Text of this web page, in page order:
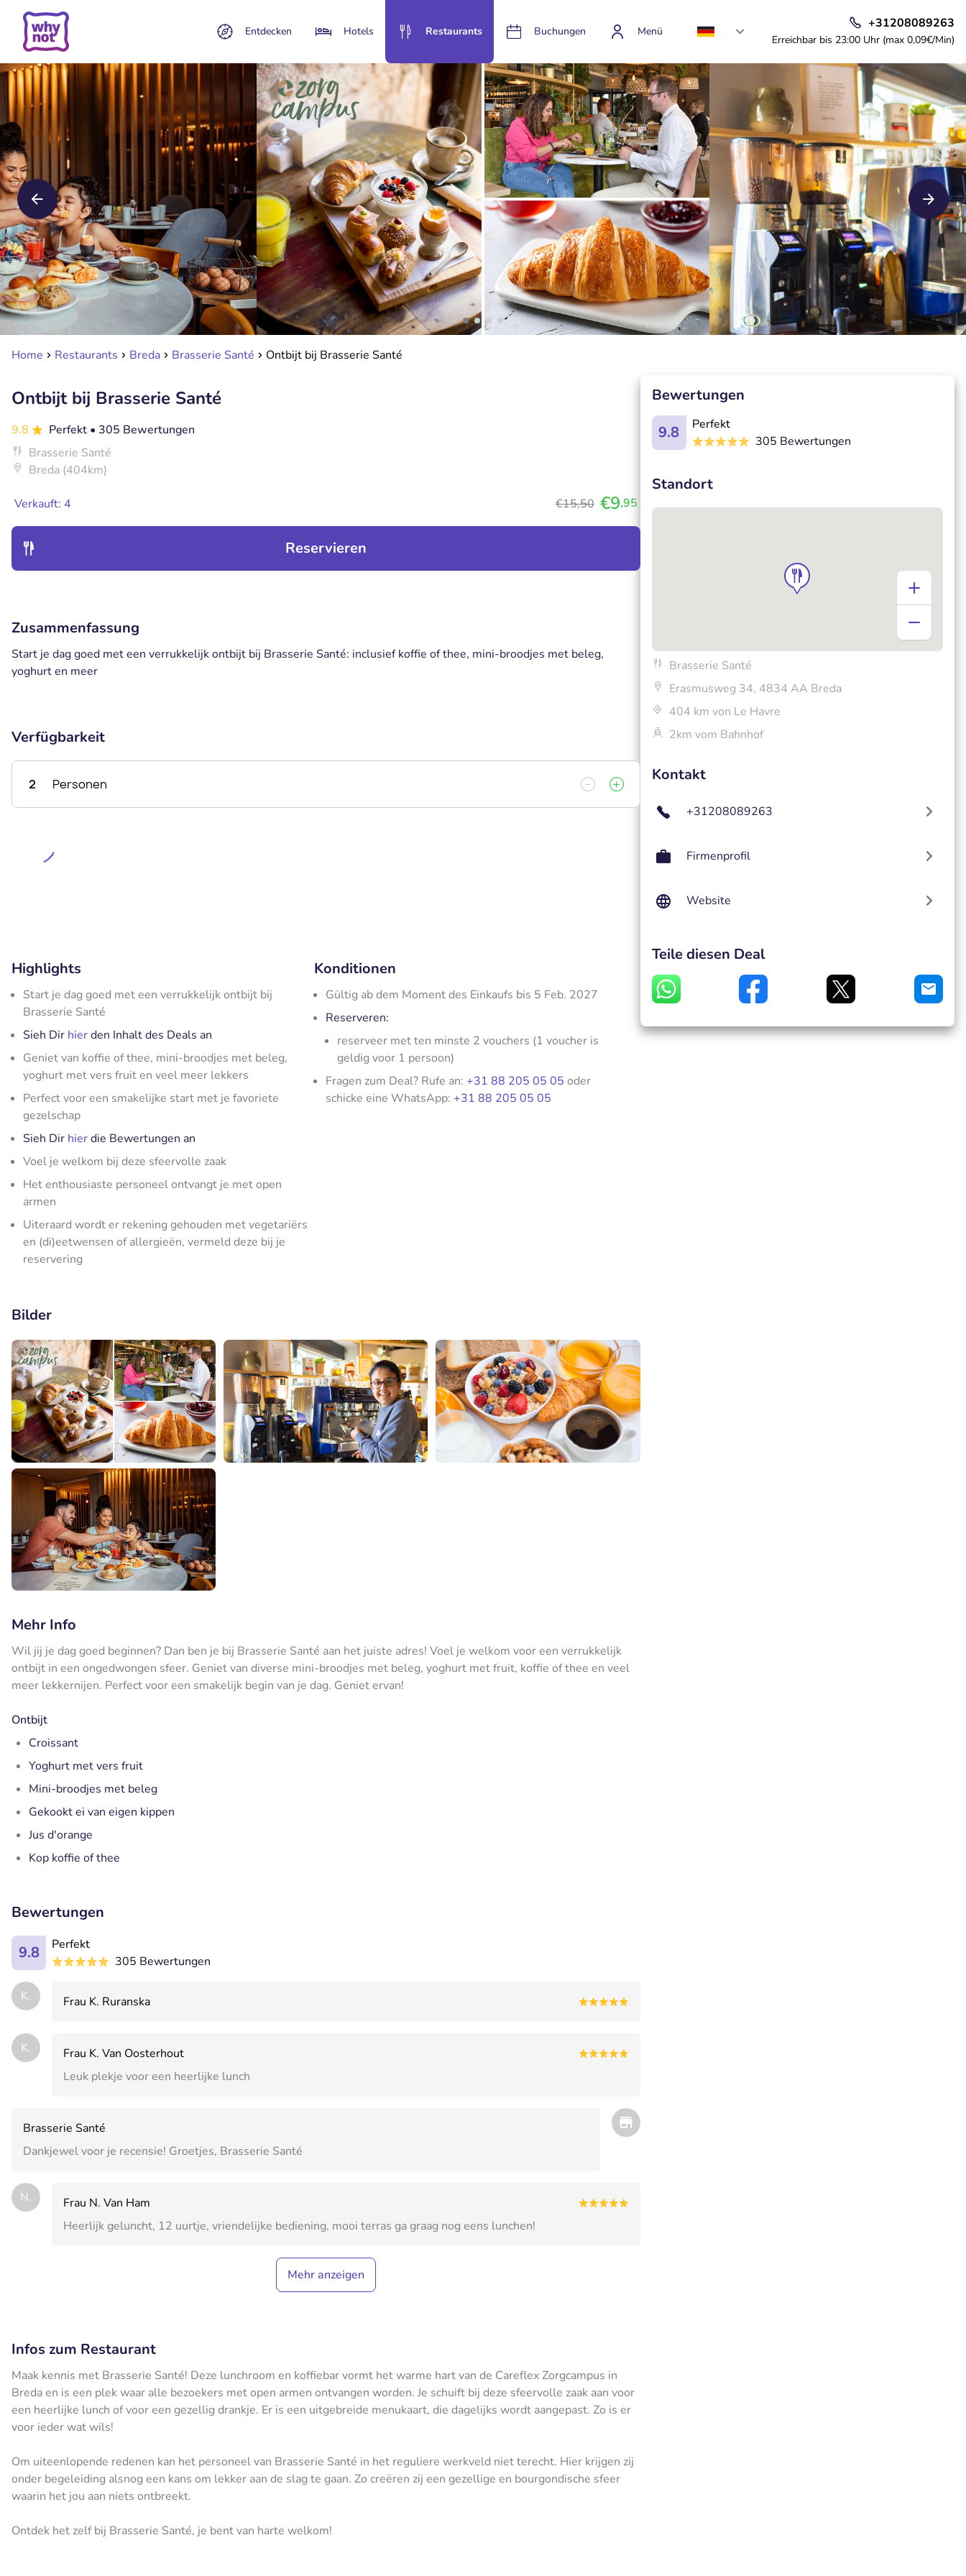
Entdecken Hotels Restaurants Buchungen Menü
+31208089263
Erreichbar bis 23:00 Uhr (max 0,09€/Min)
Home Restaurants Breda Brasserie Santé Ontbijt bij Brasserie Santé
Ontbijt bij Brasserie Santé
9.8 Perfekt • 305 Bewertungen
Brasserie Santé
Breda (404km)
Verkauft: 4 €15,50 €9,95
Reservieren
Zusammenfassung
Start je dag goed met een verrukkelijk ontbijt bij Brasserie Santé: inclusief koffie of thee, mini-broodjes met beleg,
yoghurt en meer
Verfügbarkeit
2 Personen
Highlights
Start je dag goed met een verrukkelijk ontbijt bij
Brasserie Santé
Sieh Dir hierden Inhalt des Deals an
Geniet van koffie of thee, mini-broodjes met beleg,
yoghurt met vers fruit en veel meer lekkers
Perfect voor een smakelijke start met je favoriete
gezelschap
Sieh Dir hierdie Bewertungen an
Voel je welkom bij deze sfeervolle zaak
Het enthousiaste personeel ontvangt je met open
armen
Uiteraard wordt er rekening gehouden met vegetariërs
en (di)eetwensen of allergieën, vermeld deze bij je
reservering
Konditionen
Gültig ab dem Moment des Einkaufs bis 5 Feb. 2027
Reserveren:
reserveer met ten minste 2 vouchers (1 voucher is
geldig voor 1 persoon)
Fragen zum Deal? Rufe an: +31 88 205 05 05 oder
schicke eine WhatsApp: +31 88 205 05 05
Bilder
Mehr Info
Wil jij je dag goed beginnen? Dan ben je bij Brasserie Santé aan het juiste adres! Voel je welkom voor een verrukkelijk
ontbijt in een ongedwongen sfeer. Geniet van diverse mini-broodjes met beleg, yoghurt met fruit, koffie of thee en veel
meer lekkernijen. Perfect voor een smakelijk begin van je dag. Geniet ervan!
Ontbijt
Croissant
Yoghurt met vers fruit
Mini-broodjes met beleg
Gekookt ei van eigen kippen
Jus d'orange
Kop koffie of thee
Bewertungen
9.8
Perfekt
305 Bewertungen
K. Frau K. Ruranska
K.
Frau K. Van Oosterhout
Leuk plekje voor een heerlijke lunch
Brasserie Santé
Dankjewel voor je recensie! Groetjes, Brasserie Santé
N.
Frau N. Van Ham
Heerlijk geluncht, 12 uurtje, vriendelijke bediening, mooi terras ga graag nog eens lunchen!
Mehr anzeigen
Infos zum Restaurant
Maak kennis met Brasserie Santé! Deze lunchroom en koffiebar vormt het warme hart van de Careflex Zorgcampus in
Breda en is een plek waar alle bezoekers met open armen ontvangen worden. Je schuift bij deze sfeervolle zaak aan voor
een heerlijke lunch of voor een gezellig drankje. Er is een uitgebreide menukaart, die dagelijks wordt aangepast. Zo is er
voor ieder wat wils!
Om uiteenlopende redenen kan het personeel van Brasserie Santé in het reguliere werkveld niet terecht. Hier krijgen zij
onder begeleiding alsnog een kans om lekker aan de slag te gaan. Zo creëren zij een gezellige en bourgondische sfeer
waarin het jou aan niets ontbreekt.
Ontdek het zelf bij Brasserie Santé, je bent van harte welkom!
Bewertungen
9.8
Perfekt
305 Bewertungen
Standort
Brasserie Santé
Erasmusweg 34, 4834 AA Breda
404 km von Le Havre
2km vom Bahnhof
Kontakt
+31208089263
Firmenprofil
Website
Teile diesen Deal